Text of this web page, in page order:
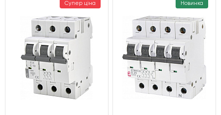
Супер ціна Новинка